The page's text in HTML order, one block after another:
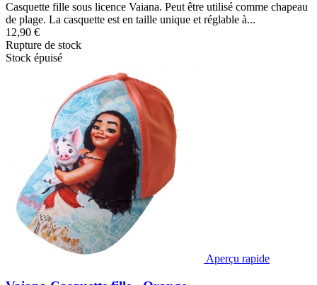
Casquette fille sous licence Vaiana. Peut être utilisé comme chapeau
de plage. La casquette est en taille unique et réglable à...
12,90 €
Rupture de stock
Stock épuisé
Aperçu rapide